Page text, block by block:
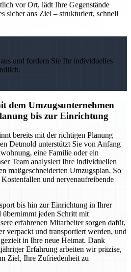
vor Ort, lädt Ihre Gegenstände
sicher ans Ziel – strukturiert, schnell
und fordern Sie Ihr individuelles
dem Umzugsunternehmen
bis zur Einrichtung
bereits mit der richtigen Planung –
Detmold unterstützt Sie von Anfang
eine Familie oder ein
Team analysiert Ihre individuellen
maßgeschneiderten Umzugsplan. So
und nervenaufreibende
bis hin zur Einrichtung in Ihrer
jeden Schritt mit
erfahrenen Mitarbeiter sorgen dafür,
verpackt und transportiert werden, und
in Ihre neue Heimat. Dank
Erfahrung arbeiten wir präzise,
Ziel, Ihre Zufriedenheit zu